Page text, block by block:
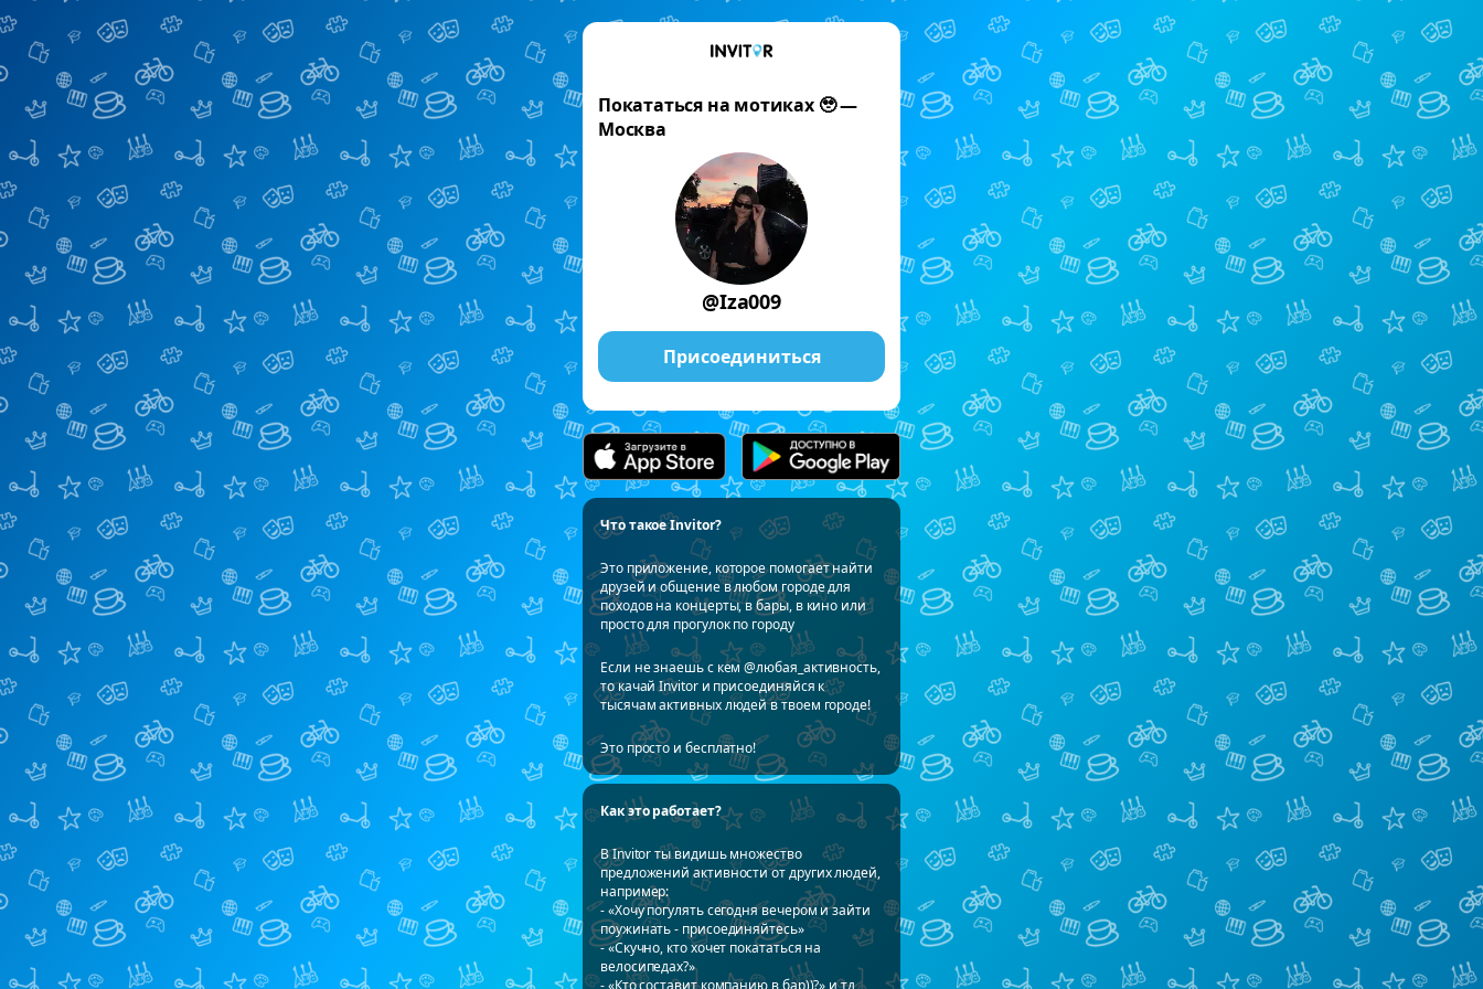
Покататься на мотиках 🥹 —
Москва
@Iza009
Присоединиться
Что такое Invitor?
Это приложение, которое помогает найти
друзей и общение в любом городе для
походов на концерты, в бары, в кино или
просто для прогулок по городу
Если не знаешь с кем @любая_активность,
то качай Invitor и присоединяйся к
тысячам активных людей в твоем городе!
Это просто и бесплатно!
Как это работает?
В Invitor ты видишь множество
предложений активности от других людей,
например:
- «Хочу погулять сегодня вечером и зайти
поужинать - присоединяйтесь»
- «Скучно, кто хочет покататься на
велосипедах?»